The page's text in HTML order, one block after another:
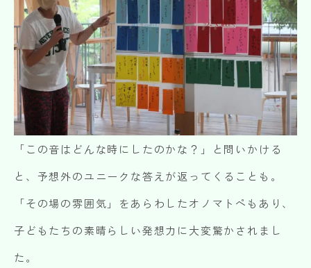
「この音はどんな時にしたのかな？」と問いかける
と、予想外のユニークな答えが返ってくることも。
「その場の雰囲気」をあらわしたオノマトペもあり、
子どもたちの素晴らしい発想力に大変驚かされまし
た。